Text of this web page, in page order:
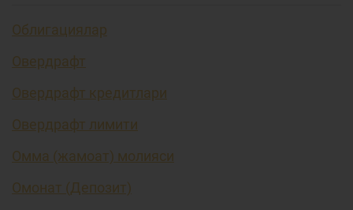
Облигациялар
Овердрафт
Овердрафт кредитлари
Овердрафт лимити
Омма (жамоат) молияси
Омонат (Депозит)